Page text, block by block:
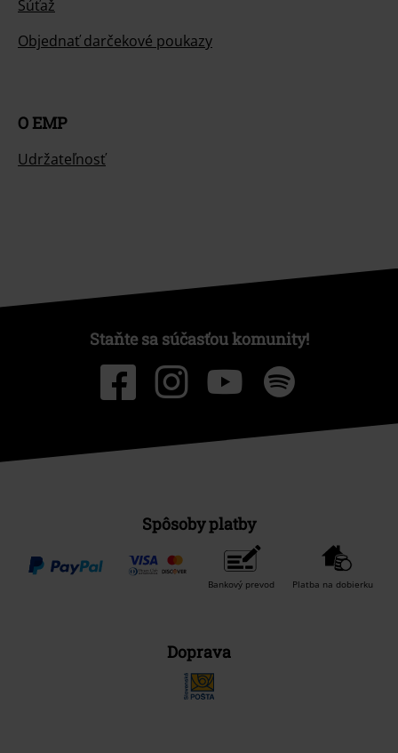
Súťaž
Objednať darčekové poukazy
O EMP
Udržateľnosť
Staňte sa súčasťou komunity!
Spôsoby platby
Bankový prevod Platba na dobierku
Doprava